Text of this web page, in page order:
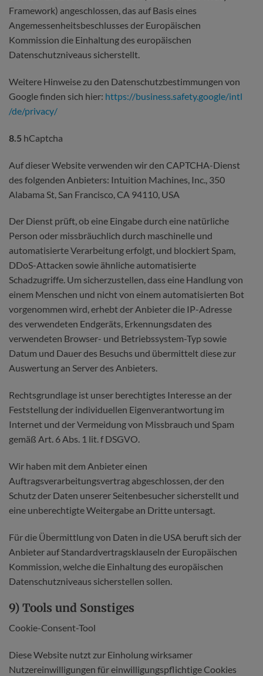
Framework) angeschlossen, das auf Basis eines
Angemessenheitsbeschlusses der Europäischen
Kommission die Einhaltung des europäischen
Datenschutzniveaus sicherstellt.
Weitere Hinweise zu den Datenschutzbestimmungen von
Google finden sich hier: https://business.safety.google/intl
/de/privacy/
8.5 hCaptcha
Auf dieser Website verwenden wir den CAPTCHA-Dienst
des folgenden Anbieters: Intuition Machines, Inc., 350
Alabama St, San Francisco, CA 94110, USA
Der Dienst prüft, ob eine Eingabe durch eine natürliche
Person oder missbräuchlich durch maschinelle und
automatisierte Verarbeitung erfolgt, und blockiert Spam,
DDoS-Attacken sowie ähnliche automatisierte
Schadzugriffe. Um sicherzustellen, dass eine Handlung von
einem Menschen und nicht von einem automatisierten Bot
vorgenommen wird, erhebt der Anbieter die IP-Adresse
des verwendeten Endgeräts, Erkennungsdaten des
verwendeten Browser- und Betriebssystem-Typ sowie
Datum und Dauer des Besuchs und übermittelt diese zur
Auswertung an Server des Anbieters.
Rechtsgrundlage ist unser berechtigtes Interesse an der
Feststellung der individuellen Eigenverantwortung im
Internet und der Vermeidung von Missbrauch und Spam
gemäß Art. 6 Abs. 1 lit. f DSGVO.
Wir haben mit dem Anbieter einen
Auftragsverarbeitungsvertrag abgeschlossen, der den
Schutz der Daten unserer Seitenbesucher sicherstellt und
eine unberechtigte Weitergabe an Dritte untersagt.
Für die Übermittlung von Daten in die USA beruft sich der
Anbieter auf Standardvertragsklauseln der Europäischen
Kommission, welche die Einhaltung des europäischen
Datenschutzniveaus sicherstellen sollen.
9) Tools und Sonstiges
Cookie-Consent-Tool
Diese Website nutzt zur Einholung wirksamer
Nutzereinwilligungen für einwilligungspflichtige Cookies